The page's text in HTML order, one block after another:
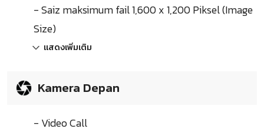
- Saiz maksimum fail 1,600 x 1,200 Piksel (Image
Size)
แสดงเพิ่มเติม
Kamera Depan
- Video Call